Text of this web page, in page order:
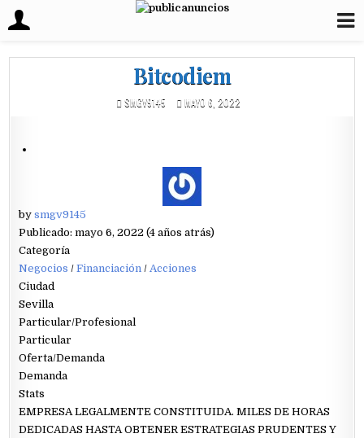
Bitcodiem
SMGV9145 MAYO 6, 2022
bysmgv9145
Publicado: mayo 6, 2022 (4 años atrás)
Categoría
Negocios /Financiación /Acciones
Ciudad
Sevilla
Particular/Profesional
Particular
Oferta/Demanda
Demanda
Stats
EMPRESA LEGALMENTE CONSTITUIDA. MILES DE HORAS
DEDICADAS HASTA OBTENER ESTRATEGIAS PRUDENTES Y